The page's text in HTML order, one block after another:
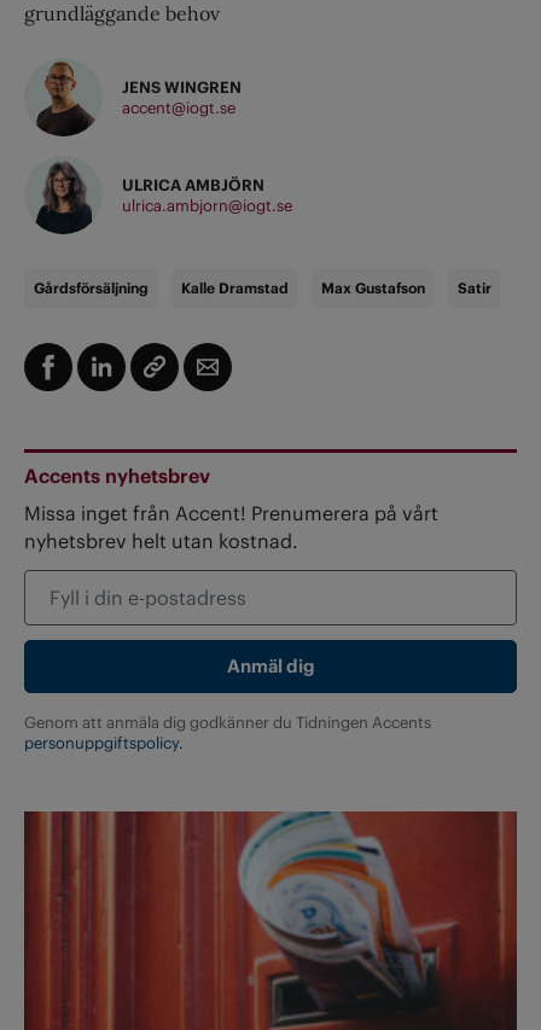
grundläggande behov
JENS WINGREN
accent@iogt.se
ULRICA AMBJÖRN
ulrica.ambjorn@iogt.se
Gårdsförsäljning Kalle Dramstad Max Gustafson Satir
Accents nyhetsbrev
Missa inget från Accent! Prenumerera på vårt
nyhetsbrev helt utan kostnad.
Genom att anmäla dig godkänner du Tidningen Accents
personuppgiftspolicy.